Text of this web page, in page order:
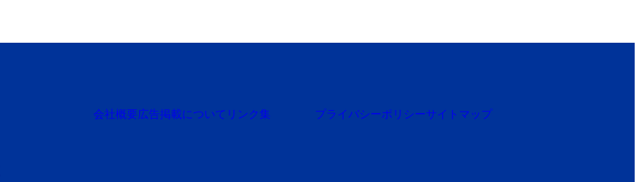
会社概要広告掲載について リンク集 プライバシーポリシーサイトマップ